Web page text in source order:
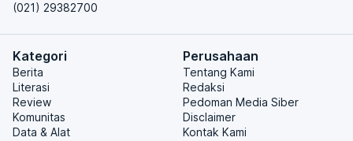
(021) 29382700
Kategori
Berita
Literasi
Review
Komunitas
Data & Alat
Perusahaan
Tentang Kami
Redaksi
Pedoman Media Siber
Disclaimer
Kontak Kami